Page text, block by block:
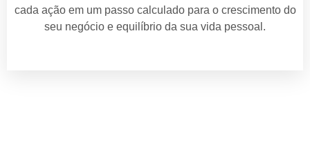
cada ação em um passo calculado para o crescimento do
seu negócio e equilíbrio da sua vida pessoal.